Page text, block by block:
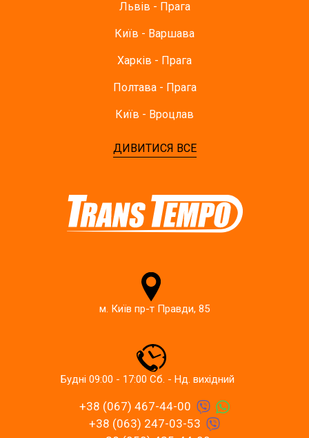
Львів - Прага
Київ - Варшава
Харків - Прага
Полтава - Прага
Київ - Вроцлав
ДИВИТИСЯ ВСЕ
м. Київ пр-т Правди, 85
Будні 09:00 - 17:00 Сб. - Нд. вихідний
+38 (067) 467-44-00
+38 (063) 247-03-53